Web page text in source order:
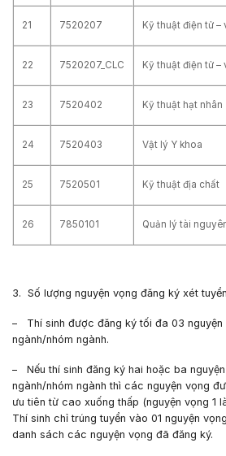
21 7520207 Kỹ thuật điện tử –
22 7520207_CLC Kỹ thuật điện tử
23 7520402 Kỹ thuật hạt nhân
24 7520403 Vật lý Y khoa
25 7520501 Kỹ thuật địa chất
26 7850101 Quản lý tài
3. Số lượng nguyện vọng đăng ký xét tuyển
– Thí sinh được đăng ký tối đa 03
ngành/nhóm ngành.
– Nếu thí sinh đăng ký hai hoặc ba
ngành/nhóm ngành thì các nguyện vọng
ưu tiên từ cao xuống thấp (nguyện vọng 1
Thí sinh chỉ trúng tuyển vào 01 nguyện
danh sách các nguyện vọng đã đăng ký.